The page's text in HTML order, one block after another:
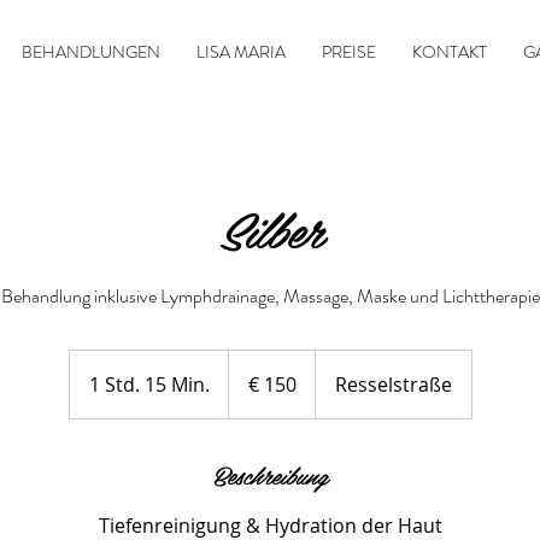
BEHANDLUNGEN LISA MARIA PREISE KONTAKT
Silber
Behandlung inklusive Lymphdrainage, Massage, Maske und Lichttherapie
1 Std. 15 Min.
S
d
5
€ 150 Resselstraße
Beschreibung
Tiefenreinigung & Hydration der Haut